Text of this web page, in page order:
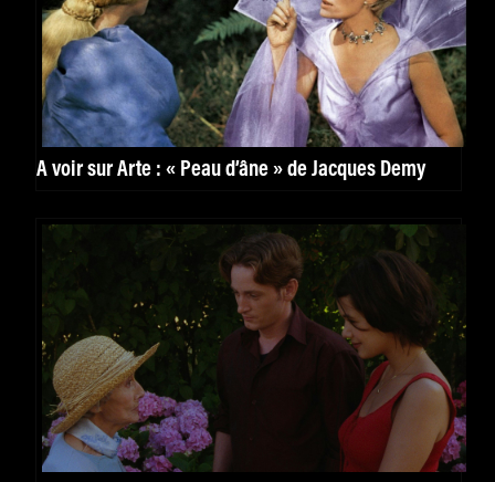
À voir sur Arte : « Peau d’âne » de Jacques Demy